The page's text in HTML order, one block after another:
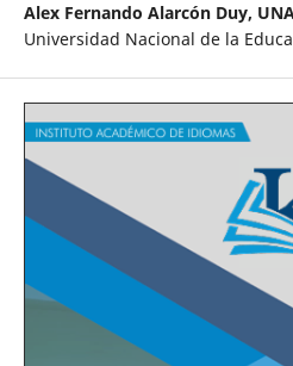
Alex Fernando Alarcón Duy,
Universidad Nacional de la